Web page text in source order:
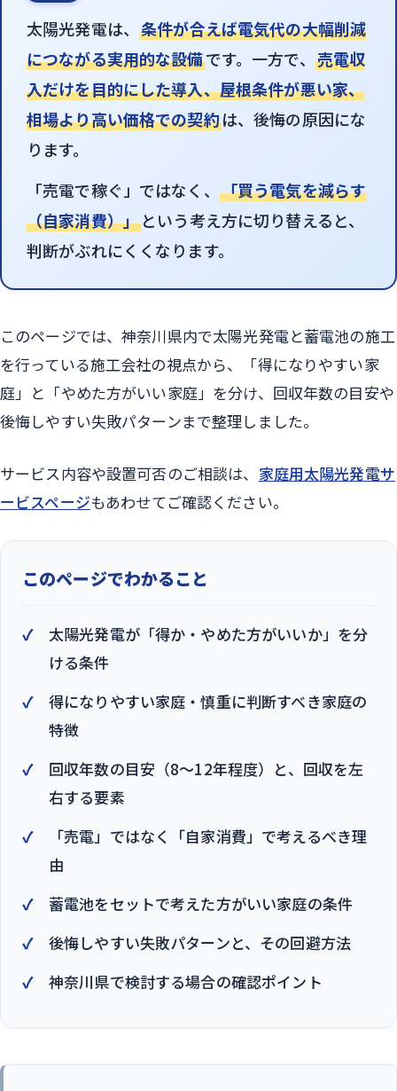
太陽光発電は、条件が合えば電気代の大幅削減
につながる実用的な設備です。一方で、 売電収
入だけを目的にした導入、屋根条件が悪い家、
相場より高い価格での契約は、後悔の原因にな
ります。
「売電で稼ぐ」ではなく、 「買う電気を減らす
（自家消費）」という考え方に切り替えると、
判断がぶれにくくなります。
このページでは、神奈川県内で太陽光発電と蓄電池の施工
を行っている施工会社の視点から、「得になりやすい家
庭」と「やめた方がいい家庭」を分け、回収年数の目安や
後悔しやすい失敗パターンまで整理しました。
サービス内容や設置可否のご相談は、 家庭用太陽光発電サ
ービスページもあわせてご確認ください。
このページでわかること
太陽光発電が「得か・やめた方がいいか」を分
ける条件
得になりやすい家庭・慎重に判断すべき家庭の
特徴
回収年数の目安（8〜12年程度）と、回収を左
右する要素
「売電」ではなく「自家消費」で考えるべき理
由
蓄電池をセットで考えた方がいい家庭の条件
後悔しやすい失敗パターンと、その回避方法
神奈川県で検討する場合の確認ポイント